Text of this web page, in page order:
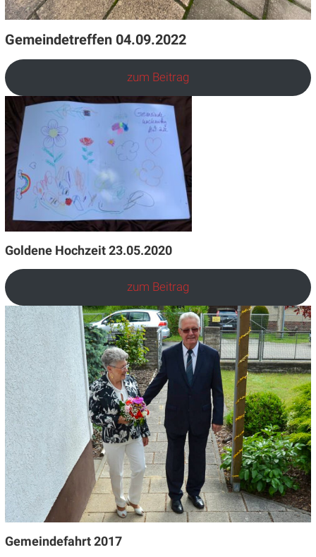
Gemeindetreffen 04.09.2022
zum Beitrag
Goldene Hochzeit 23.05.2020
zum Beitrag
Gemeindefahrt 2017